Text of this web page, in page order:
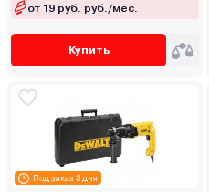
от 19 руб. руб./мес.
Купить
Под заказ 3 дня